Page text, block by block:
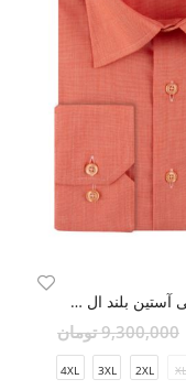
پیراهن مردانه نارنجی آستین بلند ال سی من 032
9,300,000 تومان
XL
2XL
3XL
4XL